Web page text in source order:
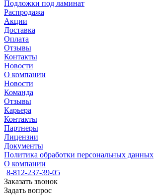
Подложки под ламинат
Распродажа
Акции
Доставка
Оплата
Отзывы
Контакты
Новости
О компании
Новости
Команда
Отзывы
Карьера
Контакты
Партнеры
Лицензии
Документы
Политика обработки персональных данных
О компании
8-812-237-39-05
Заказать звонок
Задать вопрос